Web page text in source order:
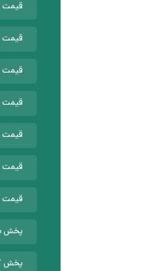
قیمت
قیمت
قیمت
قیمت
قیمت
قیمت
قیمت
پخش
پخش